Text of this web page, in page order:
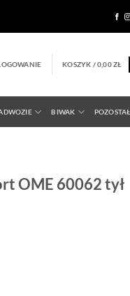
KOSZYK /0,00ZŁ
BIWAK
OME 60062 tył